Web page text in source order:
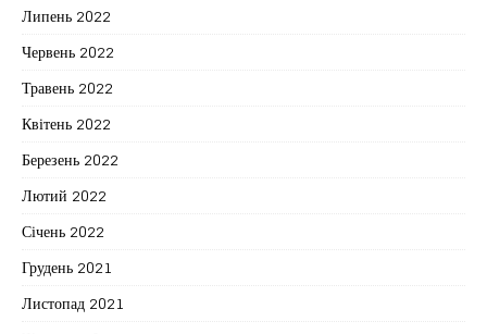
Липень 2022
Червень 2022
Травень 2022
Квітень 2022
Березень 2022
Лютий 2022
Січень 2022
Грудень 2021
Листопад 2021